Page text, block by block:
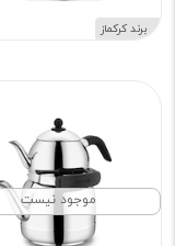
برند کرکماز
موجود نیست